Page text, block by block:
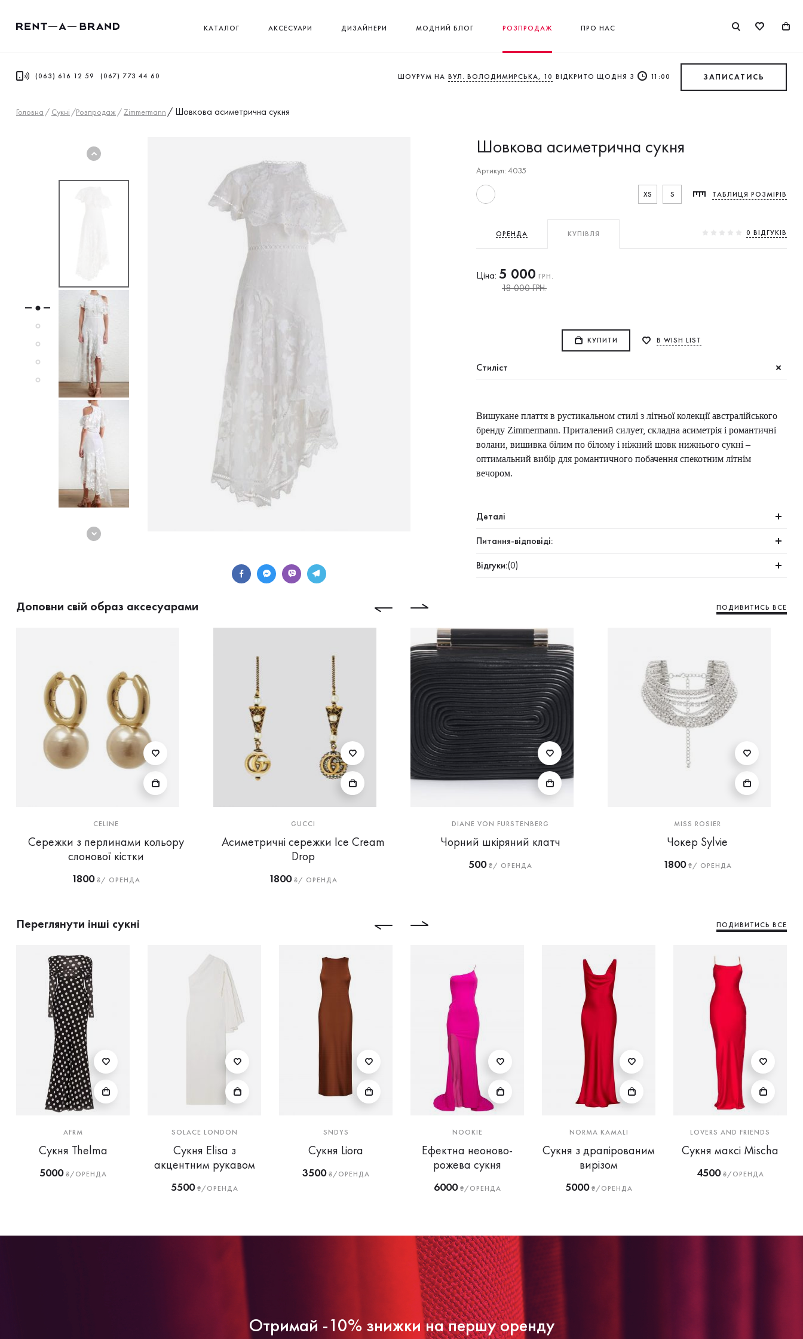
КАТАЛОГ АКСЕСУАРИ ДИЗАЙНЕРИ МОДНИЙ БЛОГ РОЗПРОДАЖ ПРО НАС
(063) 616 12 59 (067) 773 44 60 ШОУРУМ НА ВУЛ. ВОЛОДИМИРСЬКА, 10 ВІДКРИТО ЩОДНЯ З 11:00 ЗАПИСАТИСЬ
Головна / Сукнi /Розпродаж / Zimmermann / Шовкова асиметрична сукня
Шовкова асиметрична сукня
Артикул: 4035
XS S ТАБЛИЦЯ РОЗМІРІВ
0 ВIДГУКIВ
ОРЕНДА КУПІВЛЯ
Ціна: 5 000 ГРН.
18 000 ГРН.
КУПИТИ В WISH LIST
Стиліст
Вишукане плаття в рустикальном стилі з літньої колекції австралійського
бренду Zimmermann. Приталений силует, складна асиметрія і романтичні
волани, вишивка білим по білому і ніжний шовк нижнього сукні –
оптимальний вибір для романтичного побачення спекотним літнім
вечором.
Деталі
Питання-відповіді:
Відгуки:(0)
Доповни свій образ аксесуарами ПОДИВИТИСЬ ВСЕ
CELINE
Сережки з перлинами кольору
слонової кістки
1800₴/ ОРЕНДА
GUCCI
Асиметричні сережки Ice Cream
Drop
1800₴/ ОРЕНДА
DIANE VON FURSTENBERG
Чорний шкіряний клатч
500₴/ ОРЕНДА
MISS ROSIER
Чокер Sylvie
1800₴/ ОРЕНДА
Переглянути інші сукні ПОДИВИТИСЬ ВСЕ
AFRM
Сукня Thelma
5000₴/ОРЕНДА
SOLACE LONDON
Сукня Elisa з
акцентним рукавом
5500₴/ОРЕНДА
SNDYS
Сукня Liora
3500₴/ОРЕНДА
NOOKIE
Ефектна неоново-
рожева сукня
6000₴/ОРЕНДА
NORMA KAMALI
Сукня з драпірованим
вирізом
5000₴/ОРЕНДА
LOVERS AND FRIENDS
Сукня максі Mischa
4500₴/ОРЕНДА
Отримай -10% знижки на першу оренду